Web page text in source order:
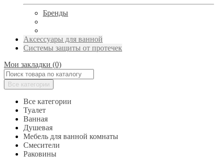
Бренды
Аксессуары для ванной
Системы защиты от протечек
Мои закладки (0)
Все категории
Все категории
Туалет
Ванная
Душевая
Мебель для ванной комнаты
Смесители
Раковины